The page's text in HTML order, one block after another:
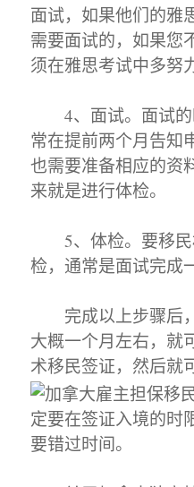
面试，如果他们的雅
需要面试的，如果您
须在雅思考试中多努
4、面试。面试的
常在提前两个月告知
也需要准备相应的资
来就是进行体检。
5、体检。要移民
检，通常是面试完成
完成以上步骤后，
大概一个月左右，就
术移民签证，然后就
定要在签证入境的时
要错过时间。